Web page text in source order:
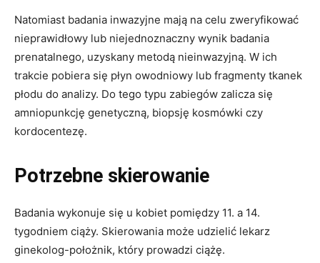
Natomiast badania inwazyjne mają na celu zweryfikować
nieprawidłowy lub niejednoznaczny wynik badania
prenatalnego, uzyskany metodą nieinwazyjną. W ich
trakcie pobiera się płyn owodniowy lub fragmenty tkanek
płodu do analizy. Do tego typu zabiegów zalicza się
amniopunkcję genetyczną, biopsję kosmówki czy
kordocentezę.
Potrzebne skierowanie
Badania wykonuje się u kobiet pomiędzy 11. a 14.
tygodniem ciąży. Skierowania może udzielić lekarz
ginekolog-położnik, który prowadzi ciążę.